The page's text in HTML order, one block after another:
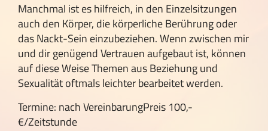
Manchmal ist es hilfreich, in den Einzelsitzungen
auch den Körper, die körperliche Berührung oder
das Nackt-Sein einzubeziehen. Wenn zwischen mir
und dir genügend Vertrauen aufgebaut ist, können
auf diese Weise Themen aus Beziehung und
Sexualität oftmals leichter bearbeitet werden.
Termine: nach VereinbarungPreis 100,-
€/Zeitstunde